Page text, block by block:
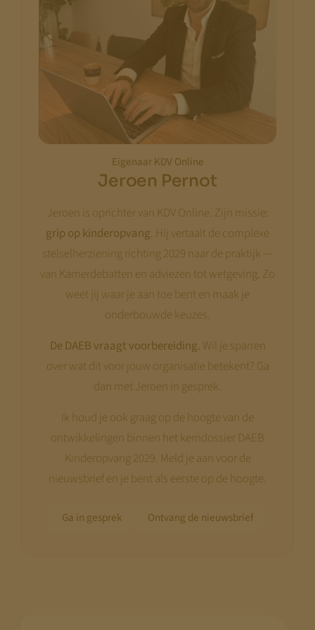
Eigenaar KDV Online
Jeroen Pernot
Jeroen is oprichter van KDV Online. Zijn missie:
grip op kinderopvang. Hij vertaalt de complexe
stelselherziening richting 2029 naar de praktijk —
van Kamerdebatten en adviezen tot wetgeving. Zo
weet jij waar je aan toe bent en maak je
onderbouwde keuzes.
De DAEB vraagt voorbereiding. Wil je sparren
over wat dit voor jouw organisatie betekent? Ga
dan met Jeroen in gesprek.
Ik houd je ook graag op de hoogte van de
ontwikkelingen binnen het kerndossier DAEB
Kinderopvang 2029. Meld je aan voor de
nieuwsbrief en je bent als eerste op de hoogte.
Ga in gesprek Ontvang de nieuwsbrief
Met vriendelijke groet,
Jeroen Pernot